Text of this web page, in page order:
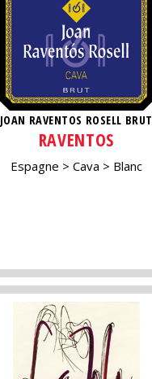
JOAN RAVENTOS ROSELL BRUT
RAVENTOS
Espagne Cava Blanc